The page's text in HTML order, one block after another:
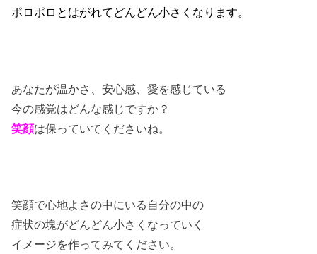
ポロポロとはがれてどんどん小さくなります。
あなたが温かさ、安心感、愛を感じている
今の感覚はどんな感じですか？
笑顔は保っていてくださいね。
笑顔で心地よさの中にいる自分の中の
症状の塊がどんどん小さくなっていく
イメージを作ってみてください。